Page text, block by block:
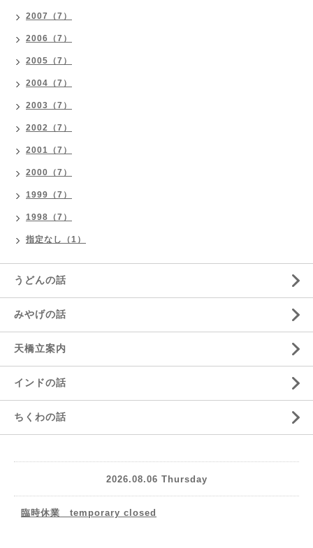
2007（7）
2006（7）
2005（7）
2004（7）
2003（7）
2002（7）
2001（7）
2000（7）
1999（7）
1998（7）
指定なし（1）
うどんの話
みやげの話
天橋立案内
インドの話
ちくわの話
2026.08.06 Thursday
臨時休業 temporary closed